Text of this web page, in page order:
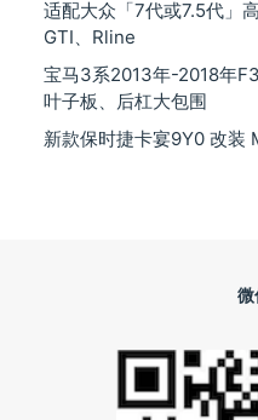
适配大众「7代或7.5代」
GTI、Rline
宝马3系2013年-2018年
叶子板、后杠大包围
新款保时捷卡宴9Y0 改装
微